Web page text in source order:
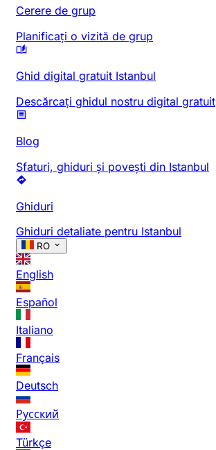
Cerere de grup
Planificați o vizită de grup
Ghid digital gratuit Istanbul
Descărcați ghidul nostru digital gratuit
Blog
Sfaturi, ghiduri și povești din Istanbul
Ghiduri
Ghiduri detaliate pentru Istanbul
RO
English
Español
Italiano
Français
Deutsch
Русский
Türkçe